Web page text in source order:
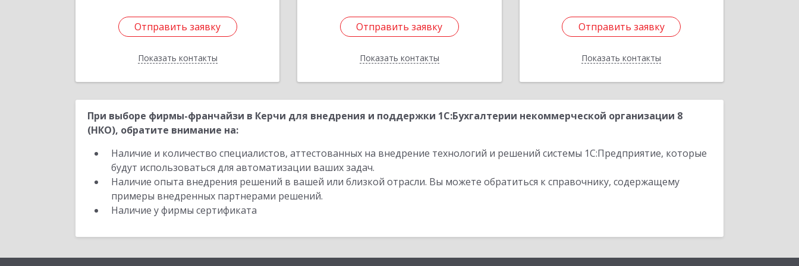
Отправить заявку
Показать контакты
Отправить заявку
Назад
Отправить заявку
Показать контакты
Отправить заявку
Назад
Отправить заявку
Показать контакты
Отправить заявку
Назад
При выборе фирмы-франчайзи в Керчи для внедрения и поддержки 1С:Бухгалтерии некоммерческой организации 8
(НКО), обратите внимание на:
Наличие и количество специалистов, аттестованных на внедрение технологий и решений системы 1С:Предприятие, которые
будут использоваться для автоматизации ваших задач.
Наличие опыта внедрения решений в вашей или близкой отрасли. Вы можете обратиться к справочнику, содержащему
примеры внедренных партнерами решений.
Наличие у фирмы сертификата